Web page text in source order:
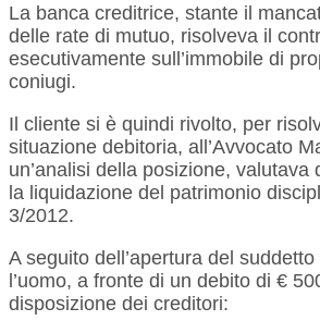
La banca creditrice, stante il
delle rate di mutuo, risolveva il
esecutivamente sull’immobile di
coniugi.
Il cliente si è quindi rivolto, per
situazione debitoria, all’Avvocato
un’analisi della posizione, valutava
la liquidazione del patrimonio
3/2012.
A seguito dell’apertura del
l’uomo, a fronte di un debito di €
disposizione dei creditori: